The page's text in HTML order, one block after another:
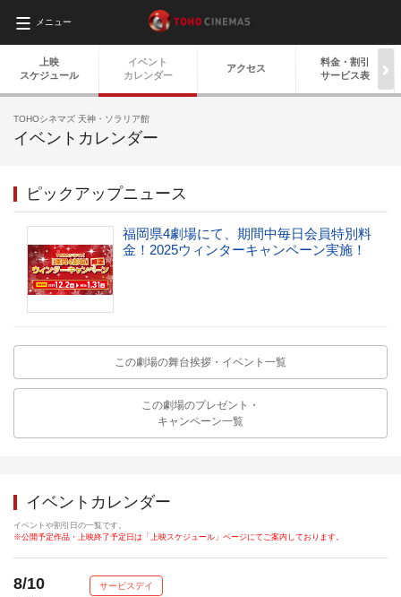
メニュー
上映
スケジュール
イベント
カレンダー
アクセス
料金・ 割引
サービス表
TOHOシネマズ 天神・ソラリア館
イベントカレンダー
ピックアップニュース
福岡県4劇場にて、期間中毎日会員特別料
金！2025ウィンターキャンペーン実施！
この劇場の舞台挨拶・イベント一覧
この劇場のプレゼント・
キャンペーン一覧
イベントカレンダー
イベントや割引日の一覧です。
※公開予定作品・上映終了予定日は「上映スケジュール」ページにてご案内しております。
8/10 サービスデイ